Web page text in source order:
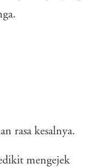
rasa kesalnya.
mengejek